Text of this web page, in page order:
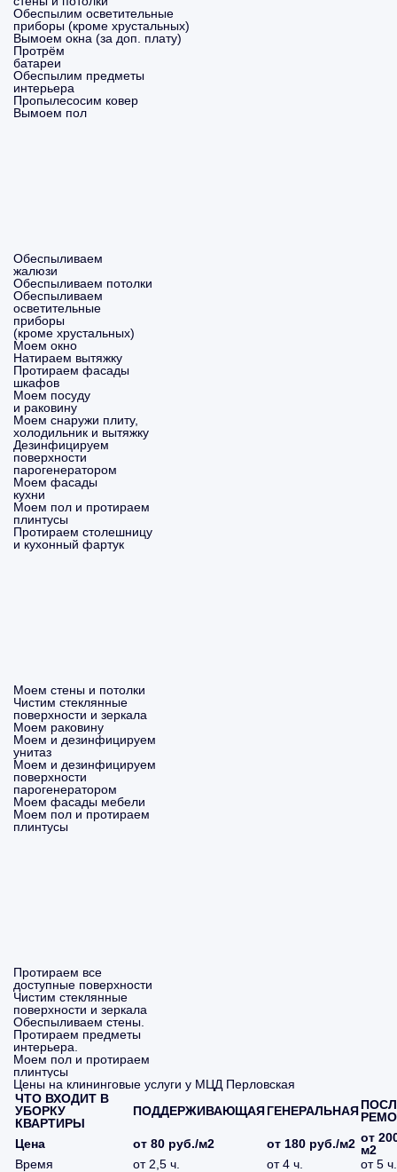
Обеспылим осветительные
приборы (кроме хрустальных)
Вымоем окна (за доп. плату)
Протрём
батареи
Обеспылим предметы
интерьера
Пропылесосим ковер
Вымоем пол
Обеспыливаем
жалюзи
Обеспыливаем потолки
Обеспыливаем
осветительные
приборы
(кроме хрустальных)
Моем окно
Натираем вытяжку
Протираем фасады
шкафов
Моем посуду
и раковину
Моем снаружи плиту,
холодильник и вытяжку
Дезинфицируем
поверхности
парогенератором
Моем фасады
кухни
Моем пол и протираем
плинтусы
Протираем столешницу
и кухонный фартук
Моем стены и потолки
Чистим стеклянные
поверхности и зеркала
Моем раковину
Моем и дезинфицируем
унитаз
Моем и дезинфицируем
поверхности
парогенератором
Моем фасады мебели
Моем пол и протираем
плинтусы
Протираем все
доступные поверхности
Чистим стеклянные
поверхности и зеркала
Обеспыливаем стены.
Протираем предметы
интерьера.
Моем пол и протираем
плинтусы
Цены на клининговые услуги у МЦД Перловская
ЧТО ВХОДИТ В
УБОРКУ
КВАРТИРЫ
ПОДДЕРЖИВАЮЩАЯГЕНЕРАЛЬНАЯ
Цена
от 80 руб./м2 от 180 руб./м2 от
м2
Время
от 2,5 ч. от 4 ч.
от 5 ч.